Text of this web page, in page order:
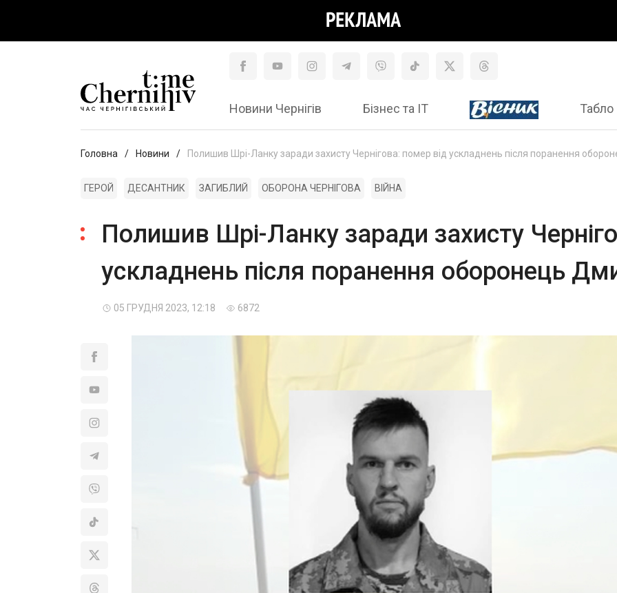
Новини Чернігів Бізнес та ІТ Табло
Головна Новини Полишив Шрі-Ланку заради захисту Чернігова: помер від ускладнень після поранення
ГЕРОЙ ДЕСАНТНИК ЗАГИБЛИЙ ОБОРОНА ЧЕРНІГОВА ВІЙНА
Полишив Шрі-Ланку заради захисту
ускладнень після поранення оборонець
05 ГРУДНЯ 2023, 12:18 6872